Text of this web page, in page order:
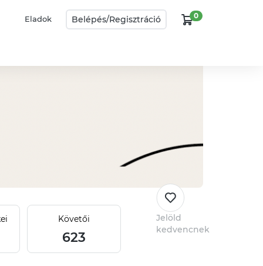
Eladok Belépés/Regisztráció 0
Követői
623
Jelöld
kedvencnek